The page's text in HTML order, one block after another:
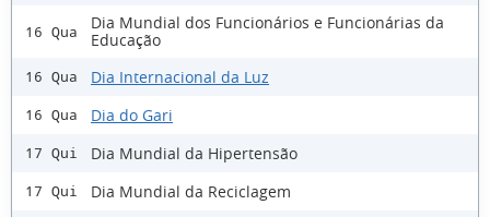
16 Qua
Dia Mundial dos Funcionários e Funcionárias da
Educação
16 Qua Dia Internacional da Luz
16 Qua Dia do Gari
17 Qui Dia Mundial da Hipertensão
17 Qui Dia Mundial da Reciclagem